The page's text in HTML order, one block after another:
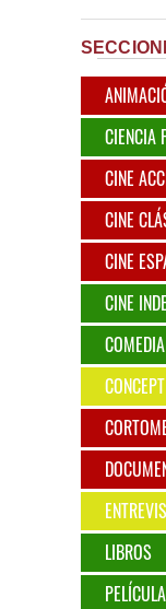
CIENCIA
CINE
CINE
CINE
CINE
COMEDIA
LIBROS